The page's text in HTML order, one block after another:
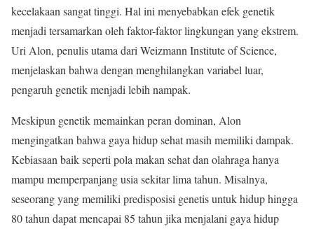
kecelakaan sangat tinggi. Hal ini menyebabkan efek genetik
menjadi tersamarkan oleh faktor-faktor lingkungan yang ekstrem.
Uri Alon, penulis utama dari Weizmann Institute of Science,
menjelaskan bahwa dengan menghilangkan variabel luar,
pengaruh genetik menjadi lebih nampak.
Meskipun genetik memainkan peran dominan, Alon
mengingatkan bahwa gaya hidup sehat masih memiliki dampak.
Kebiasaan baik seperti pola makan sehat dan olahraga hanya
mampu memperpanjang usia sekitar lima tahun. Misalnya,
seseorang yang memiliki predisposisi genetis untuk hidup hingga
80 tahun dapat mencapai 85 tahun jika menjalani gaya hidup